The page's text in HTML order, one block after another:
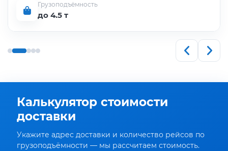
Грузоподъёмность
до 4.5 т
Калькулятор стоимости
доставки
Укажите адрес доставки и количество рейсов по
грузоподъёмности — мы рассчитаем стоимость.